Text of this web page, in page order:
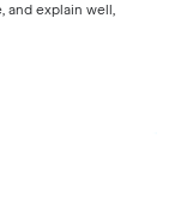
and explain well,